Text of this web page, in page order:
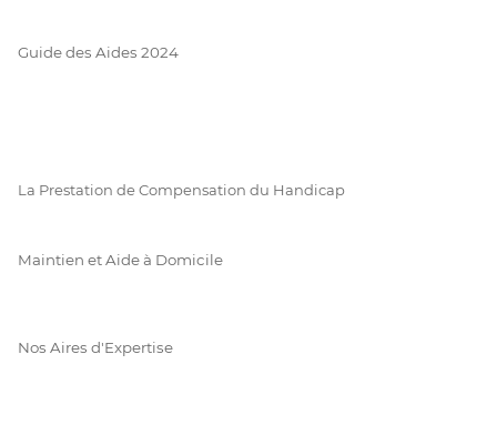
Guide des Aides 2024
La Prestation de Compensation du Handicap
Maintien et Aide à Domicile
Nos Aires d'Expertise